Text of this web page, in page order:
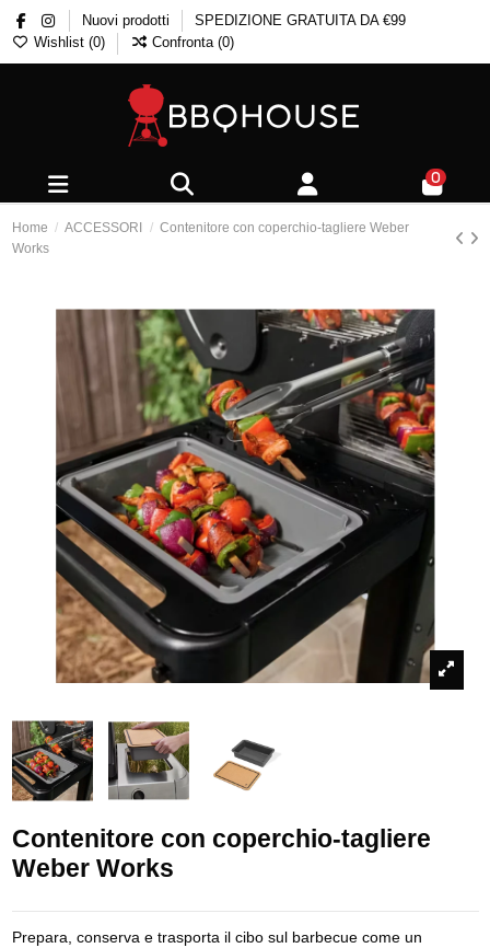
Nuovi prodotti
SPEDIZIONE GRATUITA DA €99
Wishlist (0) Confronta (0)
0
Home ACCESSORI
Contenitore con coperchio-tagliere Weber
Works
Contenitore con coperchio-tagliere
Weber Works
Prepara, conserva e trasporta il cibo sul barbecue come un